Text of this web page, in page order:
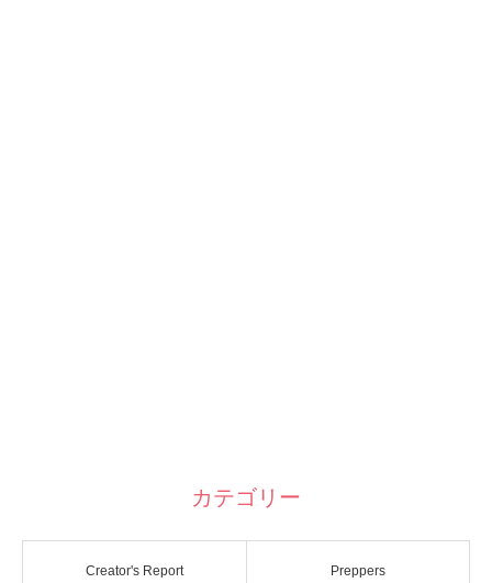
カテゴリー
Creator's Report Preppers